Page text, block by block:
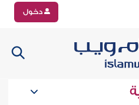
دخول